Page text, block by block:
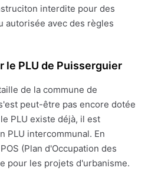
interdite pour des
autorisée avec des règles
le PLU de Puisserguier
de la commune de
peut-être pas encore dotée
PLU existe déjà, il est
PLU intercommunal. En
(Plan d'Occupation des
pour les projets d'urbanisme.